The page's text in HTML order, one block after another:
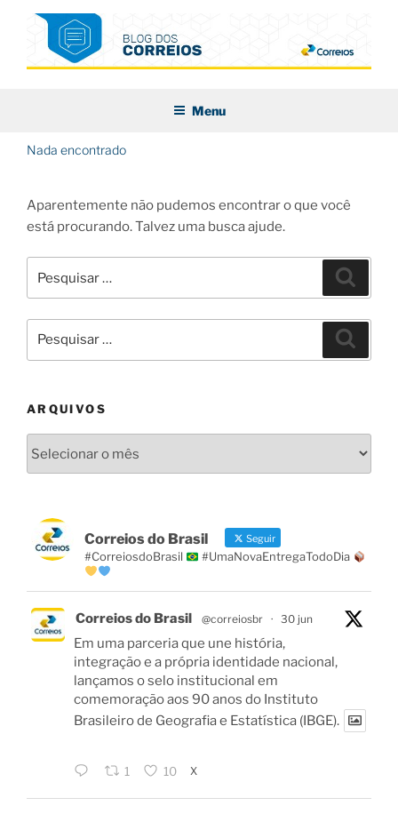
conteúdo
Menu
Nada encontrado
Aparentemente não pudemos encontrar o que você
está procurando. Talvez uma busca ajude.
por:
por:
ARQUIVOS
Correios do Brasil Seguir
#CorreiosdoBrasil #UmaNovaEntregaTodoDia
Correios do Brasil @correiosbr · 30 jun
Em uma parceria que une história,
integração e a própria identidade nacional,
lançamos o selo institucional em
comemoração aos 90 anos do Instituto
Brasileiro de Geografia e Estatística (IBGE).
1 10 X